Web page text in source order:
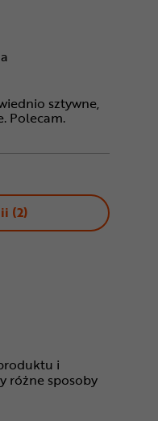
sztywne,
Polecam.
(2)
i
różne sposoby